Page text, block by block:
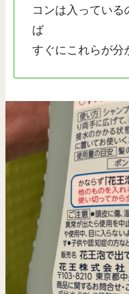
コンは入ってい
ば
すぐにこれらが分